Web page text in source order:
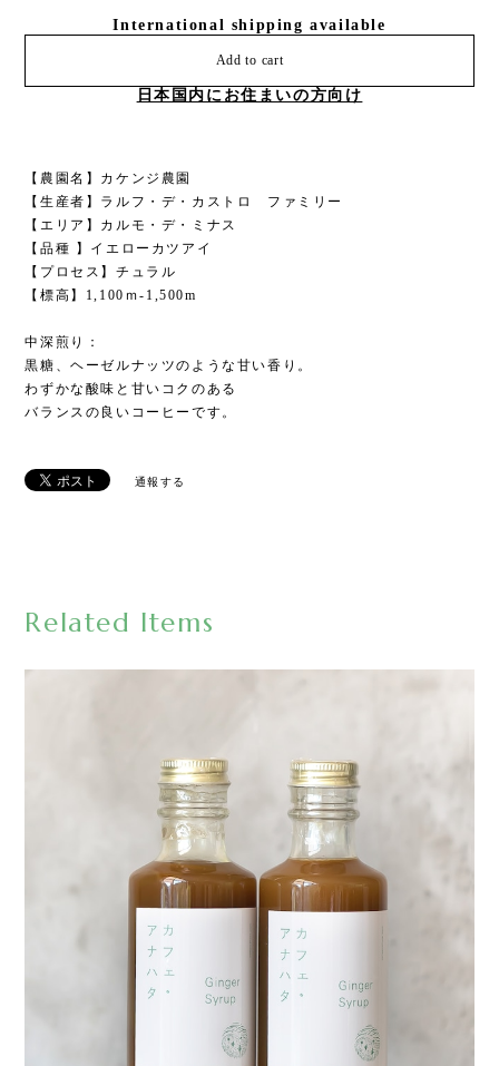
International shipping available
Add to cart
日本国内にお住まいの方向け
【農園名】カケンジ農園
【生産者】ラルフ・デ・カストロ ファミリー
【エリア】カルモ・デ・ミナス
【品種 】イエローカツアイ
【プロセス】チュラル
【標高】1,100ｍ-1,500m
中深煎り：
黒糖、ヘーゼルナッツのような甘い香り。
わずかな酸味と甘いコクのある
バランスの良いコーヒーです。
通報する
Related Items